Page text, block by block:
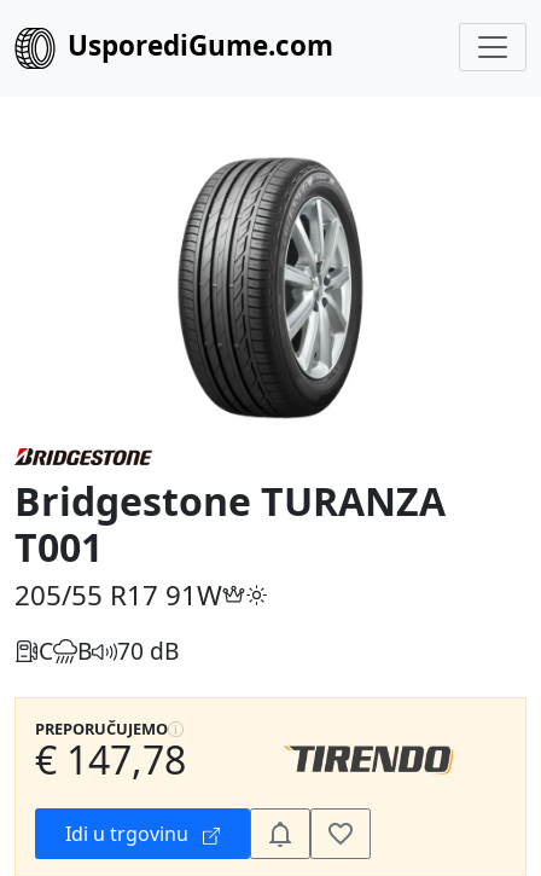
UsporediGume.com
Bridgestone TURANZA
T001
205/55 R17 91W
C B 70 dB
PREPORUČUJEMO
€ 147,78
Idi u trgovinu